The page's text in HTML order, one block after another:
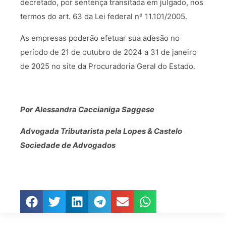
decretado, por sentença transitada em julgado, nos
termos do art. 63 da Lei federal nº 11.101/2005.
As empresas poderão efetuar sua adesão no
período de 21 de outubro de 2024 a 31 de janeiro
de 2025 no site da Procuradoria Geral do Estado.
Por Alessandra Caccianiga Saggese
Advogada Tributarista pela Lopes & Castelo
Sociedade de Advogados